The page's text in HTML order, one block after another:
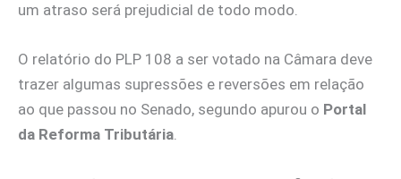
um atraso será prejudicial de todo modo.
O relatório do PLP 108 a ser votado na Câmara deve
trazer algumas supressões e reversões em relação
ao que passou no Senado, segundo apurou o Portal
da Reforma Tributária.